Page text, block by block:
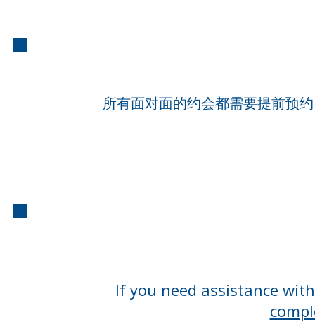
所有面对面的约会都需要提前预
If you need assistance